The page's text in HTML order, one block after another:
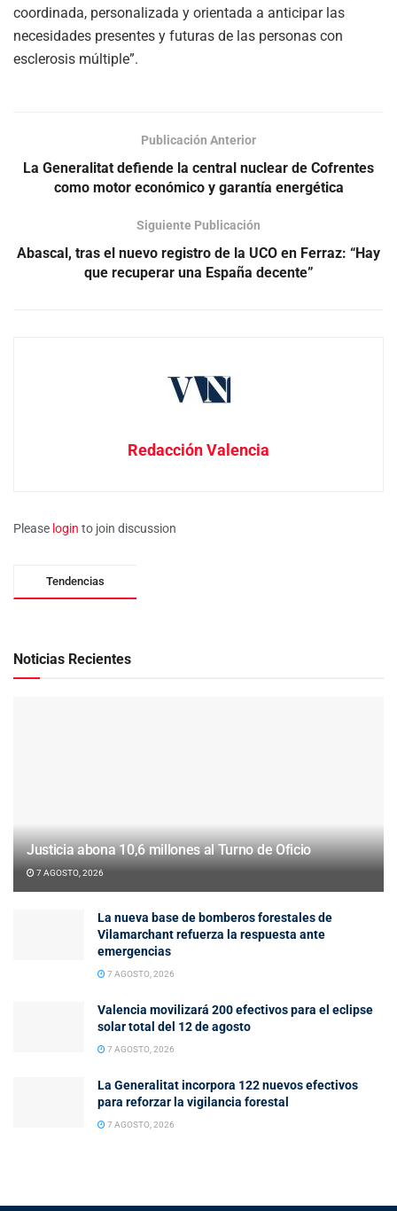
coordinada, personalizada y orientada a anticipar las
necesidades presentes y futuras de las personas con
esclerosis múltiple”.
Publicación Anterior
La Generalitat defiende la central nuclear de Cofrentes
como motor económico y garantía energética
Siguiente Publicación
Abascal, tras el nuevo registro de la UCO en Ferraz: “Hay
que recuperar una España decente”
Redacción Valencia
Please login to join discussion
Tendencias
Noticias Recientes
Justicia abona 10,6 millones al Turno de Oficio
7 AGOSTO, 2026
La nueva base de bomberos forestales de
Vilamarchant refuerza la respuesta ante
emergencias
7 AGOSTO, 2026
Valencia movilizará 200 efectivos para el eclipse
solar total del 12 de agosto
7 AGOSTO, 2026
La Generalitat incorpora 122 nuevos efectivos
para reforzar la vigilancia forestal
7 AGOSTO, 2026